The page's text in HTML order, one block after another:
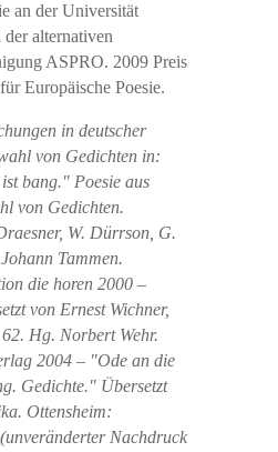
an der Universität
alternativen
ASPRO. 2009 Preis
Europäische Poesie.
in deutscher
von Gedichten in:
bang." Poesie aus
von Gedichten.
W. Dürrson, G.
Tammen.
die horen 2000 –
von Ernest Wichner,
Hg. Norbert Wehr.
2004 – "Ode an die
Gedichte." Übersetzt
Ottensheim:
Nachdruck